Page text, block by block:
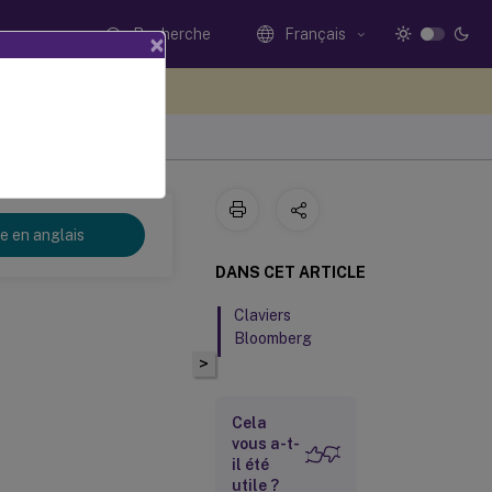
Recherche Français
en anglais
>
DANS CET ARTICLE
Claviers
Bloomberg
Cela
vous a-t-
il été
utile ?
×